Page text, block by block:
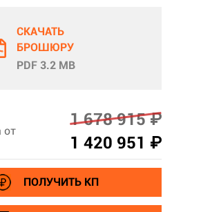
СКАЧАТЬ
БРОШЮРУ
PDF 3.2 MB
от
1 678 915 ₽
1 420 951 ₽
ПОЛУЧИТЬ КП